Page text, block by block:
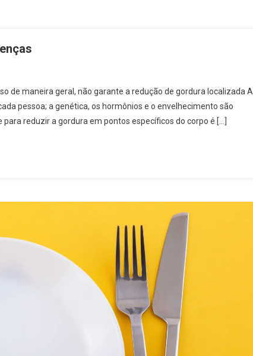
de maneira geral, não garante a redução de gordura localizada A
pessoa; a genética, os hormônios e o envelhecimento são
reduzir a gordura em pontos específicos do corpo é […]